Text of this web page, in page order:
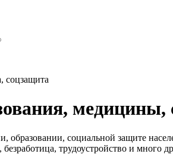
соцзащита
образовании, социальной защите
трудоустройство и много